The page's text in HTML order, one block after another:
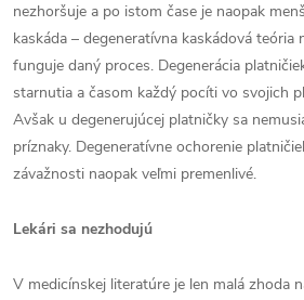
nezhoršuje a po istom čase je naopak
kaskáda – degeneratívna kaskádová teória
funguje daný proces. Degenerácia
starnutia a časom každý pocíti vo svojich
Avšak u degenerujúcej platničky sa
príznaky. Degeneratívne ochorenie
závažnosti naopak veľmi premenlivé.
Lekári sa nezhodujú
V medicínskej literatúre je len malá zhoda